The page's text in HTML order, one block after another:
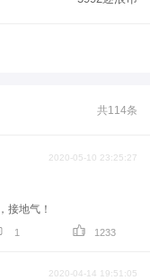
共114条
2020-05-10 23:25:27
接地气！
1  1233
2020-04-14 19:51:05